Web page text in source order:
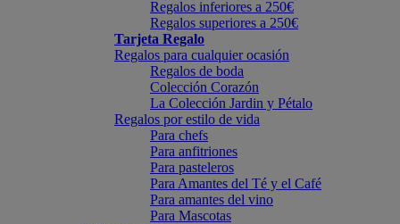
Regalos inferiores a 250€
Regalos superiores a 250€
Tarjeta Regalo
Regalos para cualquier ocasión
Regalos de boda
Colección Corazón
La Colección Jardin y Pétalo
Regalos por estilo de vida
Para chefs
Para anfitriones
Para pasteleros
Para Amantes del Té y el Café
Para amantes del vino
Para Mascotas